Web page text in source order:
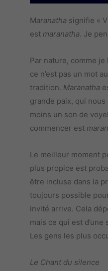
Maranatha signifie «
est maranatha. Je
Par nature, comme je
ce n’est pas un mot
tradition. Maranatha
grande paix, qui
moins un son de
commencer est
Le meilleur moment
plus propice est
être incluse dans la
toujours possible
invité arrive. Cela
mais ce qui est
Les gens les plus
Le Chant du silence